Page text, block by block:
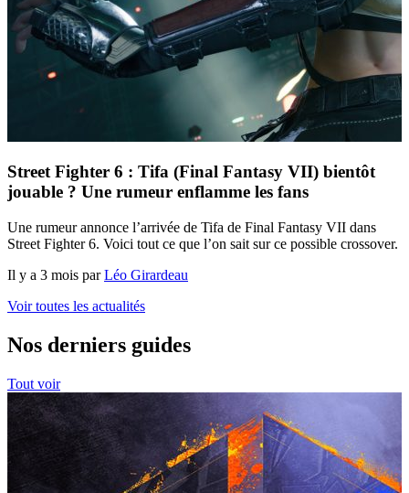
Street Fighter 6 : Tifa (Final Fantasy VII) bientôt
jouable ? Une rumeur enflamme les fans
Une rumeur annonce l’arrivée de Tifa de Final Fantasy VII dans
Street Fighter 6. Voici tout ce que l’on sait sur ce possible crossover.
Il y a 3 mois parLéo Girardeau
Voir toutes les actualités
Nos derniers guides
Tout voir